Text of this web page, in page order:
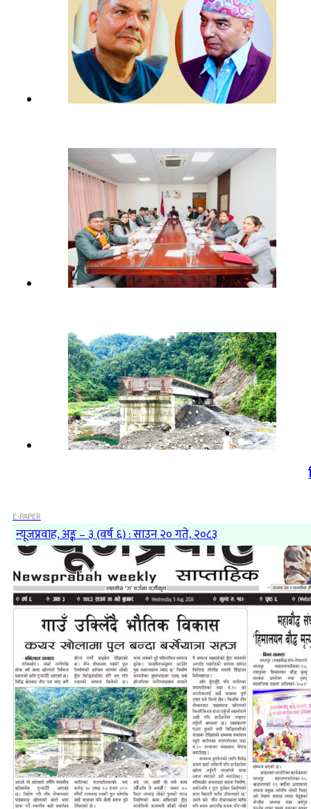
E-PAPER
न्यूजप्रवाह, अङ्क – ३ (वर्ष ६) : साउन २० गते, २०८३